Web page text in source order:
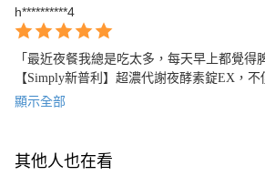
h**********4
「最近夜餐我總是吃太多，每天早上都覺得
【Simply新普利】超濃代謝夜酵素錠EX，
體狀態，也讓我在睡前的排毒代謝效果變得
顯示全部
其他人也在看